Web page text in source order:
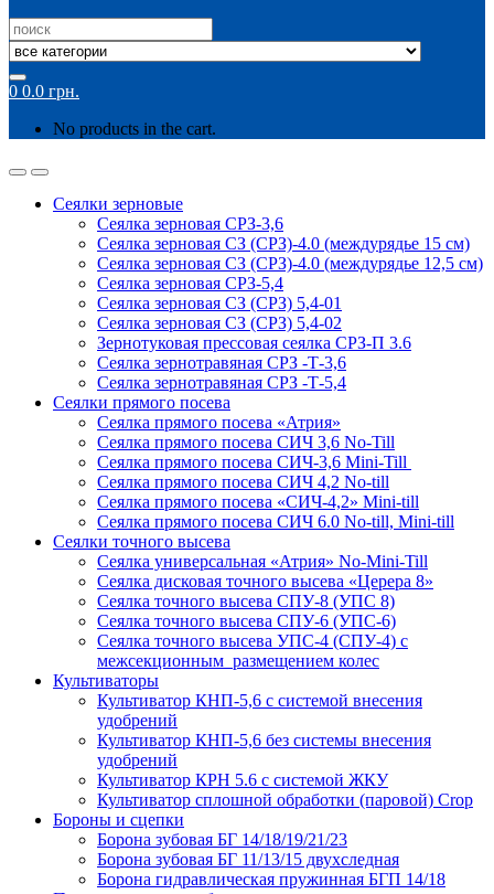
Search
for:
0 0.0 грн.
No products in the cart.
Сеялки зерновые
Сеялка зерновая СРЗ-3,6
Сеялка зерновая СЗ (СРЗ)-4.0 (междурядье 15 см)
Сеялка зерновая СЗ (СРЗ)-4.0 (междурядье 12,5 см)
Сеялка зерновая СРЗ-5,4
Сеялка зерновая СЗ (СРЗ) 5,4-01
Сеялка зерновая СЗ (СРЗ) 5,4-02
Зернотуковая прессовая сеялка СРЗ-П 3.6
Сеялка зернотравяная СРЗ -Т-3,6
Сеялка зернотравяная СРЗ -Т-5,4
Сеялки прямого посева
Сеялка прямого посева «Атрия»
Сеялка прямого посева СИЧ 3,6 No-Till
Сеялка прямого посева СИЧ-3,6 Mini-Till
Сеялка прямого посева СИЧ 4,2 No-till
Сеялка прямого посева «СИЧ-4,2» Mini-till
Сеялка прямого посева СИЧ 6.0 No-till, Mini-till
Сеялки точного высева
Сеялка универсальная «Атрия» No-Mini-Till
Сеялка дисковая точного высева «Церера 8»
Сеялка точного высева СПУ-8 (УПС 8)
Сеялка точного высева СПУ-6 (УПС-6)
Сеялка точного высева УПС-4 (СПУ-4) с
межсекционным размещением колес
Культиваторы
Культиватор КНП-5,6 с системой внесения
удобрений
Культиватор КНП-5,6 без системы внесения
удобрений
Культиватор КРН 5.6 с системой ЖКУ
Культиватор сплошной обработки (паровой) Crop
Бороны и сцепки
Борона зубовая БГ 14/18/19/21/23
Борона зубовая БГ 11/13/15 двухследная
Борона гидравлическая пружинная БГП 14/18